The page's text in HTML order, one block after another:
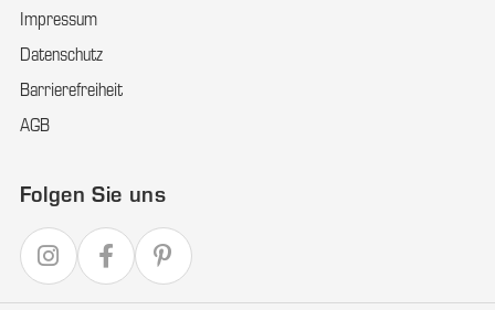
Impressum
Datenschutz
Barrierefreiheit
AGB
Folgen Sie uns